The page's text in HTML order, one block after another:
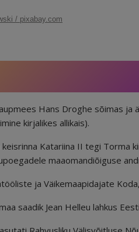
ai k
n
d
st m d
s
/ pixabay.com
Hans Droghe sõimas
kirjalikes allikais).
Katariina II tegi Torma
maaomandiõiguse
ja Väikemaapidajate
saadik Jean Helleu lahkus